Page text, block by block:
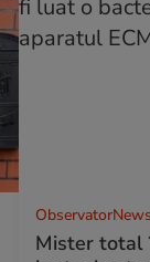
Mister total